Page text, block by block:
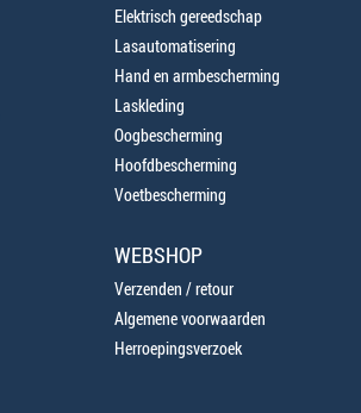
Elektrisch gereedschap
Lasautomatisering
Hand en armbescherming
Laskleding
Oogbescherming
Hoofdbescherming
Voetbescherming
WEBSHOP
Verzenden / retour
Algemene voorwaarden
Herroepingsverzoek